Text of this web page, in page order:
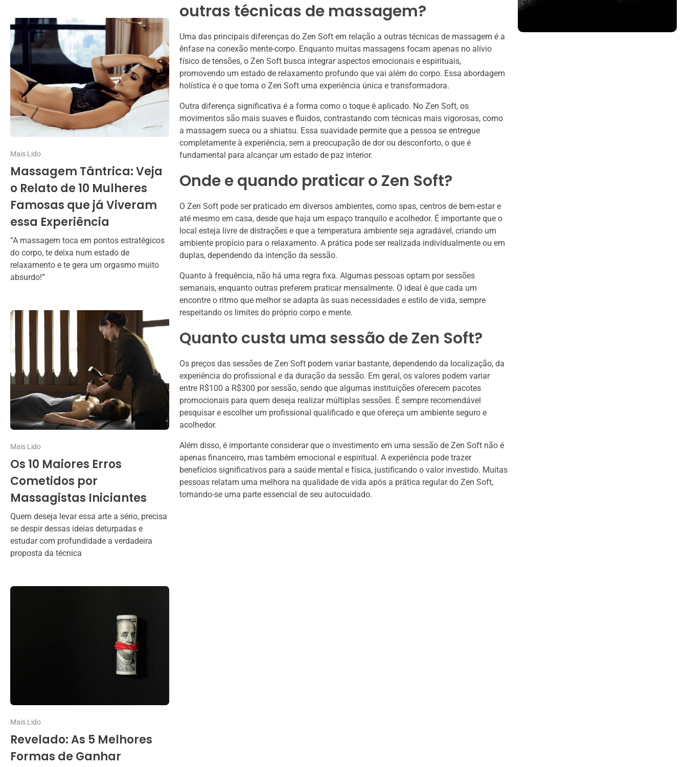
Mais Lido
Massagem Tântrica: Veja
o Relato de 10 Mulheres
Famosas que já Viveram
essa Experiência
“A massagem toca em pontos estratégicos
do corpo, te deixa num estado de
relaxamento e te gera um orgasmo muito
absurdo!”
Mais Lido
Os 10 Maiores Erros
Cometidos por
Massagistas Iniciantes
Quem deseja levar essa arte a sério, precisa
se despir dessas ideias deturpadas e
estudar com profundidade a verdadeira
proposta da técnica
Mais Lido
Revelado: As 5 Melhores
Formas de Ganhar
outras técnicas de massagem?
Uma das principais diferenças do Zen Soft em relação a outras técnicas de massagem é a
ênfase na conexão mente-corpo. Enquanto muitas massagens focam apenas no alívio
físico de tensões, o Zen Soft busca integrar aspectos emocionais e espirituais,
promovendo um estado de relaxamento profundo que vai além do corpo. Essa abordagem
holística é o que torna o Zen Soft uma experiência única e transformadora.
Outra diferença significativa é a forma como o toque é aplicado. No Zen Soft, os
movimentos são mais suaves e fluidos, contrastando com técnicas mais vigorosas, como
a massagem sueca ou a shiatsu. Essa suavidade permite que a pessoa se entregue
completamente à experiência, sem a preocupação de dor ou desconforto, o que é
fundamental para alcançar um estado de paz interior.
Onde e quando praticar o Zen Soft?
O Zen Soft pode ser praticado em diversos ambientes, como spas, centros de bem-estar e
até mesmo em casa, desde que haja um espaço tranquilo e acolhedor. É importante que o
local esteja livre de distrações e que a temperatura ambiente seja agradável, criando um
ambiente propício para o relaxamento. A prática pode ser realizada individualmente ou em
duplas, dependendo da intenção da sessão.
Quanto à frequência, não há uma regra fixa. Algumas pessoas optam por sessões
semanais, enquanto outras preferem praticar mensalmente. O ideal é que cada um
encontre o ritmo que melhor se adapta às suas necessidades e estilo de vida, sempre
respeitando os limites do próprio corpo e mente.
Quanto custa uma sessão de Zen Soft?
Os preços das sessões de Zen Soft podem variar bastante, dependendo da localização, da
experiência do profissional e da duração da sessão. Em geral, os valores podem variar
entre R$100 a R$300 por sessão, sendo que algumas instituições oferecem pacotes
promocionais para quem deseja realizar múltiplas sessões. É sempre recomendável
pesquisar e escolher um profissional qualificado e que ofereça um ambiente seguro e
acolhedor.
Além disso, é importante considerar que o investimento em uma sessão de Zen Soft não é
apenas financeiro, mas também emocional e espiritual. A experiência pode trazer
benefícios significativos para a saúde mental e física, justificando o valor investido. Muitas
pessoas relatam uma melhora na qualidade de vida após a prática regular do Zen Soft,
tornando-se uma parte essencial de seu autocuidado.